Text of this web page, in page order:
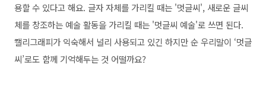
용할 수 있다고 해요. 글자 자체를 가리킬 때는 '멋글씨', 새로운 글씨
체를 창조하는 예술 활동을 가리킬 때는 '멋글씨 예술'로 쓰면 된다.
캘리그래피가 익숙해서 널리 사용되고 있긴 하지만 순 우리말이 ‘멋글
씨’로도 함께 기억해두는 것 어떨까요?